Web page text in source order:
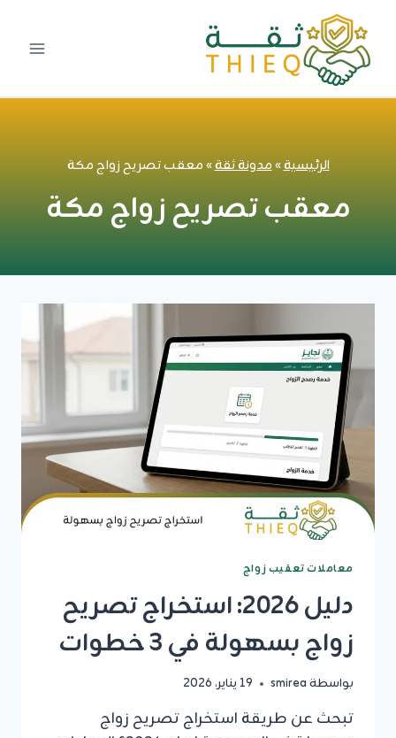
المحتوى
الرئيسية»مدونة ثقة»معقب تصريح زواج مكة
معقب تصريح زواج مكة
معاملات تعقيب زواج
دليل 2026: استخراج تصريح
زواج بسهولة في 3 خطوات
بواسطةsmirea 19 يناير، 2026
تبحث عن طريقة استخراج تصريح زواج